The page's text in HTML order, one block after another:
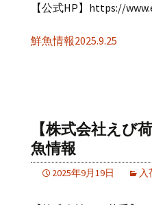
【公式HP】https://
鮮魚情報2025.9.25
【株式会社えび
魚情報
2025年9月19日 入